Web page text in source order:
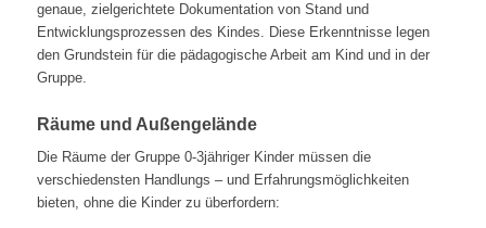
genaue, zielgerichtete Dokumentation von Stand und
Entwicklungsprozessen des Kindes. Diese Erkenntnisse legen
den Grundstein für die pädagogische Arbeit am Kind und in der
Gruppe.
Räume und Außengelände
Die Räume der Gruppe 0-3jähriger Kinder müssen die
verschiedensten Handlungs – und Erfahrungsmöglichkeiten
bieten, ohne die Kinder zu überfordern: